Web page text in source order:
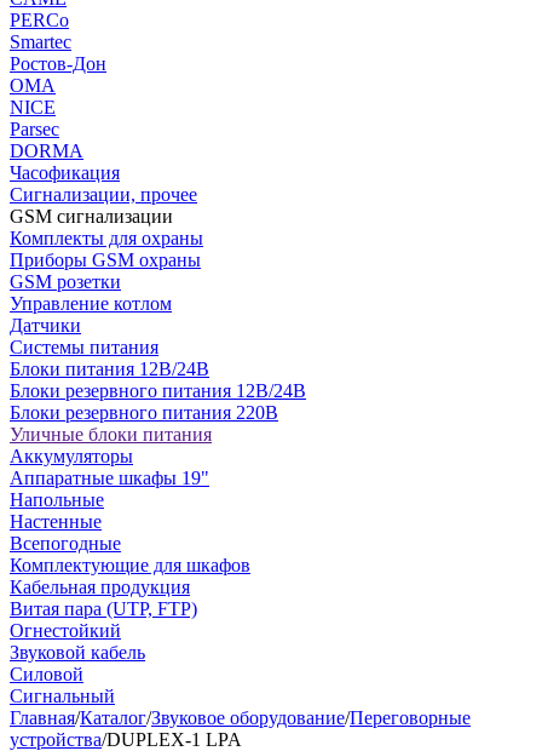
PERCo
Smartec
Ростов-Дон
ОМА
NICE
Parsec
DORMA
Часофикация
Сигнализации, прочее
GSM сигнализации
Комплекты для охраны
Приборы GSM охраны
GSM розетки
Управление котлом
Датчики
Системы питания
Блоки питания 12В/24В
Блоки резервного питания 12В/24В
Блоки резервного питания 220В
Уличные блоки питания
Аккумуляторы
Аппаратные шкафы 19"
Напольные
Настенные
Всепогодные
Комплектующие для шкафов
Кабельная продукция
Витая пара (UTP, FTP)
Огнестойкий
Звуковой кабель
Силовой
Сигнальный
Главная/Каталог/Звуковое оборудование/Переговорные
устройства/DUPLEX-1 LPA